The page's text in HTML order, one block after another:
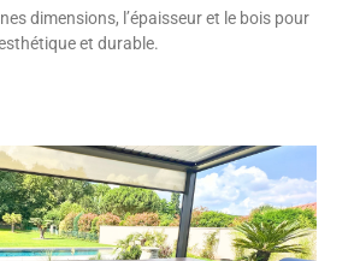
dimensions, l’épaisseur et le bois pour
et durable.